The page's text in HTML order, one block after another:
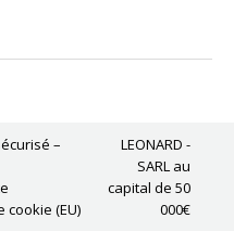
–
cookie (EU)
LEONARD -
SARL au
capital de 50
000€